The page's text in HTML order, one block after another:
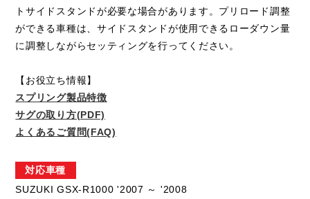
トサイドスタンドが必要な場合があります。プリロード調整
ができる車種は、サイドスタンドが使用できるローダウン量
に調整しながらセッティングを行ってください。
【お役立ち情報】
スプリング製品特徴
サグの取り方(PDF)
よくあるご質問(FAQ)
対応車種
SUZUKI GSX-R1000 '2007 ～ '2008